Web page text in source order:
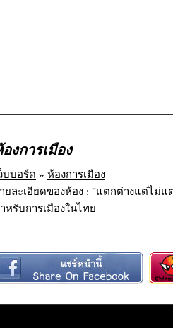
งการเมือง
บบอร์ด » ห้องการเมือง
ยละเอียดของห้อง : "แตกต่างแต่ไม่
หรับการเมืองในไทย